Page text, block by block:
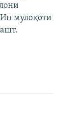
Ин мулоқоти